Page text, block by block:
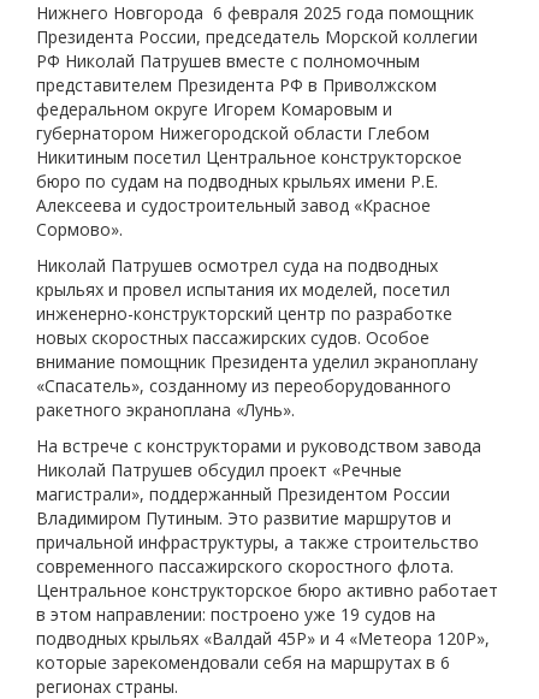
Нижнего Новгорода 6 февраля 2025 года помощник
Президента России, председатель Морской коллегии
РФ Николай Патрушев вместе с полномочным
представителем Президента РФ в Приволжском
федеральном округе Игорем Комаровым и
губернатором Нижегородской области Глебом
Никитиным посетил Центральное конструкторское
бюро по судам на подводных крыльях имени Р.Е.
Алексеева и судостроительный завод «Красное
Сормово».
Николай Патрушев осмотрел суда на подводных
крыльях и провел испытания их моделей, посетил
инженерно-конструкторский центр по разработке
новых скоростных пассажирских судов. Особое
внимание помощник Президента уделил экраноплану
«Спасатель», созданному из переоборудованного
ракетного экраноплана «Лунь».
На встрече с конструкторами и руководством завода
Николай Патрушев обсудил проект «Речные
магистрали», поддержанный Президентом России
Владимиром Путиным. Это развитие маршрутов и
причальной инфраструктуры, а также строительство
современного пассажирского скоростного флота.
Центральное конструкторское бюро активно работает
в этом направлении: построено уже 19 судов на
подводных крыльях «Валдай 45Р» и 4 «Метеора 120Р»,
которые зарекомендовали себя на маршрутах в 6
регионах страны.